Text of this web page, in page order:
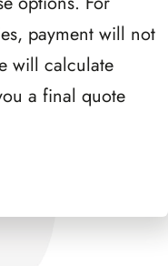
payment will not
will calculate
a final quote